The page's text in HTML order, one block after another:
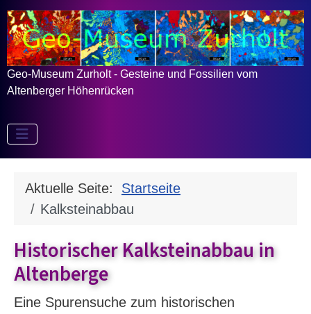
Geo-Museum Zurholt - Gesteine und Fossilien vom
Altenberger Höhenrücken
Aktuelle Seite: Startseite
Kalksteinabbau
Historischer Kalksteinabbau in
Altenberge
Eine Spurensuche zum historischen